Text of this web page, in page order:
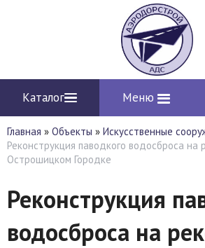
Каталог Меню
Главная » Объекты » Искусственные
Реконструкция паводкого водосброса на
Острошицком Городке
Реконструкция
водосброса на